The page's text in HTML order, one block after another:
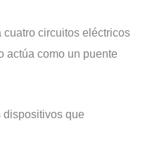
cuatro circuitos eléctricos
actúa como un puente
que